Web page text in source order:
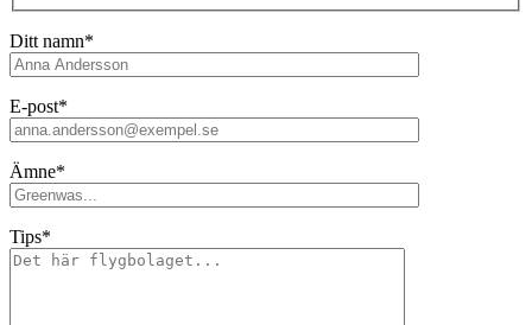
Ditt namn*
E-post*
Ämne*
Tips*